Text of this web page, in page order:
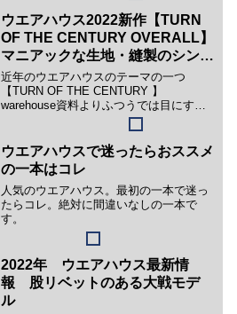
ウエアハウス2022新作【TURN
OF THE CENTURY OVERALL】
マニアックな生地・縫製のシンプ
ルのオーバーオール
近年のウエアハウスのテーマの一つ
【TURN OF THE CENTURY 】
warehouse資料よりふつうでは目にする
こともないような100年以上前のヴィンテ
ージウエアを近年ウエアハウスは再現し
ています。なじみのあるカレッジプリン
トのスエ...
ウエアハウスで迷ったらおススメ
の一本はコレ
人気のウエアハウス。最初の一本で迷っ
たらコレ。絶対に間違いなしの一本で
す。
2022年 ウエアハウス最新情
報 股リベットのある大戦モデ
ル